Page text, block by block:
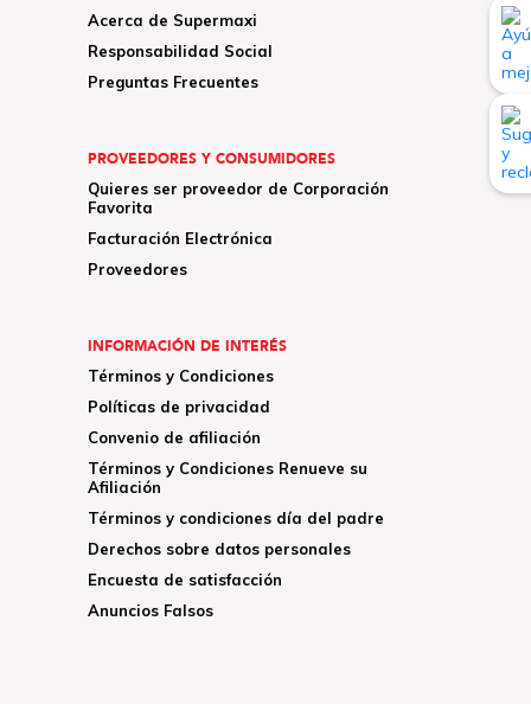
Acerca de Supermaxi
Responsabilidad Social
Preguntas Frecuentes
PROVEEDORES Y CONSUMIDORES
Quieres ser proveedor de Corporación
Favorita
Facturación Electrónica
Proveedores
INFORMACIÓN DE INTERÉS
Términos y Condiciones
Políticas de privacidad
Convenio de afiliación
Términos y Condiciones Renueve su
Afiliación
Términos y condiciones día del padre
Derechos sobre datos personales
Encuesta de satisfacción
Anuncios Falsos